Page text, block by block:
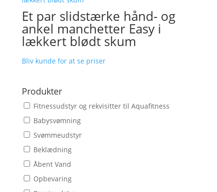
Et par slidstærke hånd- og
ankel manchetter Easy i
lækkert blødt skum
Bliv kunde for at se priser
Produkter
Fitnessudstyr og rekvisitter til Aquafitness
Babysvømning
Svømmeudstyr
Beklædning
Åbent Vand
Opbevaring